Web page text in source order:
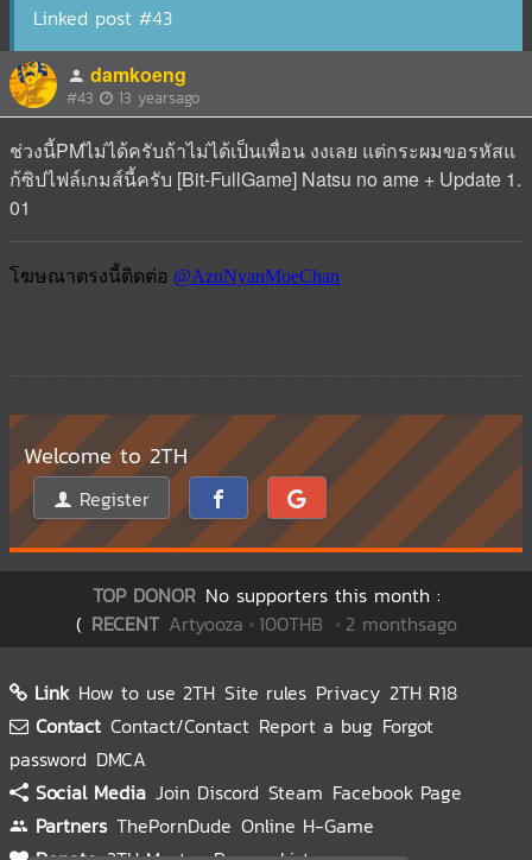
Linked post #43
damkoeng
#43 13 yearsago
ช่วงนี้PMไม่ได้ครับถ้าไม่ได้เป็นเพื่อน งงเลย แต่กระผมขอรหัสแ
ก้ซิปไฟล์เกมส์นี้ครับ [Bit-FullGame] Natsu no ame + Update 1.
01
Welcome to 2TH
Register
TOP DONOR No supporters this month :( RECENT
oooo 100THB 8 daysago
Link How to use 2TH Site rules Privacy 2TH R18
Contact Contact/Contact Report a bug Forgot
password DMCA
Social Media Join Discord Steam Facebook Page
Partners ThePornDude Online H-Game